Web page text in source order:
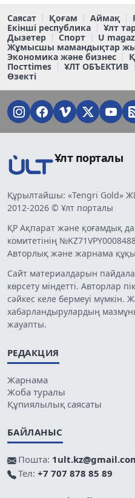
Саясат Қоғам Аймақ
Екінші республика
Ұлт
Дызетер
Спорт U
Жұмысшы мамандықтар
Экономика және бизнес
Постtimes
ҰЛТ ОБЪЕКТИВ
Өзекті
Ұлт порталы
Құрылтайшы: «Tengri Gold»
2012-2026 © Ұлт порталы
ҚР Ақпарат және қоғамдық
комитетінің
Авторлық және жарнама
Сайт материалдарын
көрсету міндетті. Авторлар
сәйкес келе бермеуі мүмкін.
хабарландырулардың
жауапты.
РЕДАКЦИЯ
Жарнама
Жоба туралы
Құпиялылық саясаты
БАЙЛАНЫС
Пошта:
Тел: +7 707 878 85 89